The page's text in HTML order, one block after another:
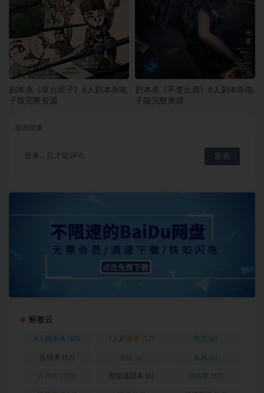
剧本杀《草台班子》6人剧本杀电
子版完整资源
剧本杀《不复出焉》6人剧本杀电
子版完整资源
登录... 后才能评论
标签云
6人剧本杀 (67) 7人剧本杀 (17) 中式 (6)
反转本 (17) 古风 (6)
密室逃脱本 (6) 对抗本 (33)